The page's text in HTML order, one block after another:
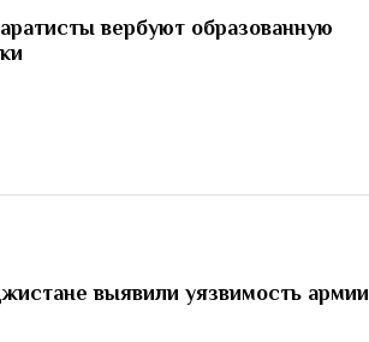
вербуют образованную
выявили уязвимость армии